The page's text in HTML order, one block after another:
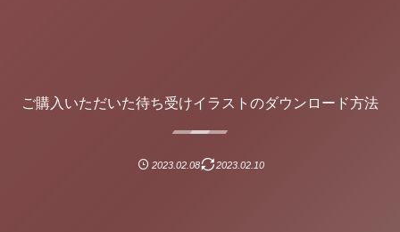
ご購入いただいた待ち受けイラストのダウンロード方法
2023.02.08 2023.02.10